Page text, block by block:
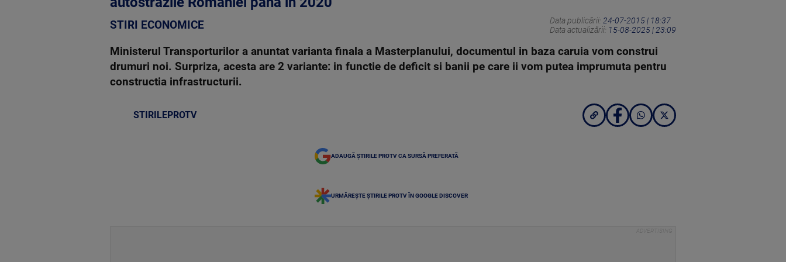
STIRI ECONOMICE Data publicării: 24-07-2015 | 18:37
Data actualizării: 15-08-2025 | 23:09
Ministerul Transporturilor a anuntat varianta finala a Masterplanului, documentul in baza caruia vom construi
drumuri noi. Surpriza, acesta are 2 variante: in functie de deficit si banii pe care ii vom putea imprumuta pentru
constructia infrastructurii.
STIRILEPROTV
ADAUGĂ ȘTIRILE PROTV CA SURSĂ PREFERATĂ
URMĂREȘTE ȘTIRILE PROTV ÎN GOOGLE DISCOVER